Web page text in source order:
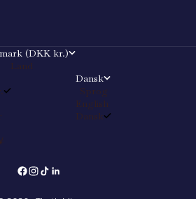
(DKK kr.)
Land
Dansk
Sprog
English
Dansk